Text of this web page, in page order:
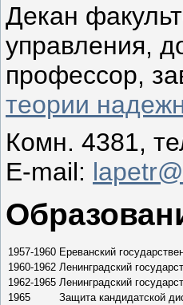
Декан
управления,
профессор,
теории
Комн. 4381,
E-mail:
1957-1960 Ереванский
1960-1962 Ленинградский
1962-1965 Ленинградский
1965
Защита кандидатской